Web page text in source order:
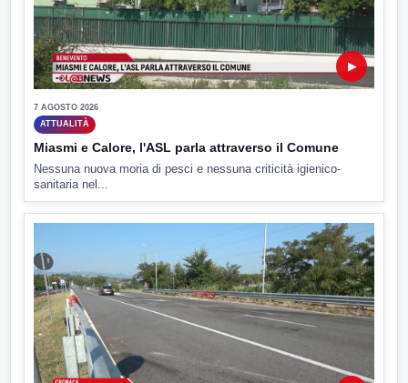
▶
7 AGOSTO 2026
ATTUALITÀ
Miasmi e Calore, l'ASL parla attraverso il Comune
Nessuna nuova moria di pesci e nessuna criticità igienico-
sanitaria nel...